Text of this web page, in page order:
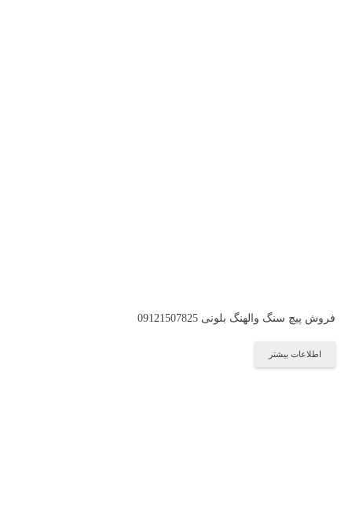
فروش پیچ سنگ والهنگ بلونی 09121507825
اطلاعات بیشتر